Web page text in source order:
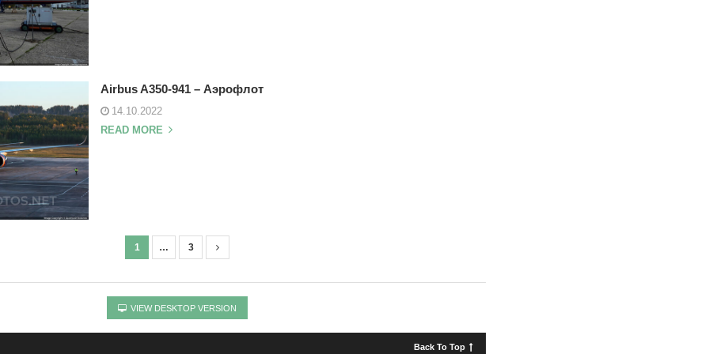
Airbus A350-941 – Аэрофлот
14.10.2022
READ MORE
1 … 3
VIEW DESKTOP VERSION
Back To Top